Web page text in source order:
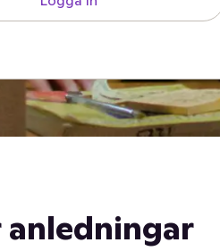
anledningar